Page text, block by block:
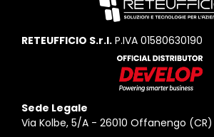
RETEUFFICIO S.r.l. P.IVA 01580630190
Sede Legale
Via Kolbe, 5/A - 26010 Offanengo (CR)